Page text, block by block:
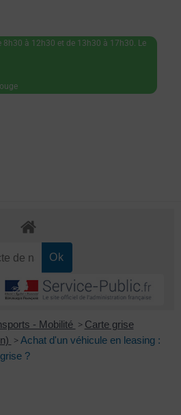
8h30 à 12h30 et de 13h30 à 17h30. Le
- Mobilité > Carte grise
> Achat d'un véhicule en leasing :
?